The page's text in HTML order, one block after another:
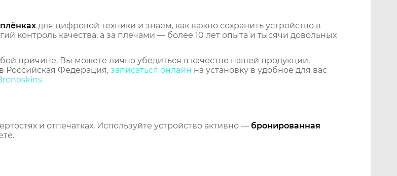
для цифровой техники и знаем, как важно сохранить устройство в
контроль качества, а за плечами — более 10 лет опыта и тысячи довольных
причине. Вы можете лично убедиться в качестве нашей продукции,
Российская Федерация, записаться онлайн на установку в удобное для вас
и отпечатках. Используйте устройство активно — бронированная